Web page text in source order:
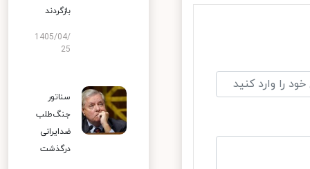
بازگردند
1405/04/
25
سناتور
جنگ‌طلب
ضدایرانی
درگذشت